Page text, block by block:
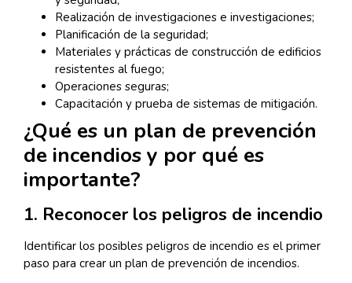
Realización de investigaciones e investigaciones;
Planificación de la seguridad;
Materiales y prácticas de construcción de edificios
resistentes al fuego;
Operaciones seguras;
Capacitación y prueba de sistemas de mitigación.
¿Qué es un plan de prevención
de incendios y por qué es
importante?
1. Reconocer los peligros de incendio
Identificar los posibles peligros de incendio es el primer
paso para crear un plan de prevención de incendios.